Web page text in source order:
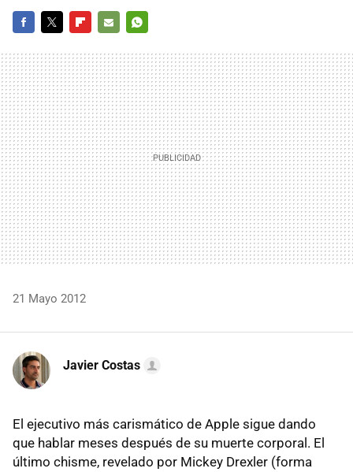
MAIL
21 Mayo 2012
Javier Costas
El ejecutivo más carismático de Apple sigue dando
que hablar meses después de su muerte corporal. El
último chisme, revelado por Mickey Drexler (forma